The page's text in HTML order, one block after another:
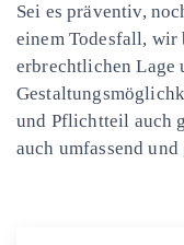
Sei es präventiv,
einem Todesfall, wir
erbrechtlichen Lage
und Pflichtteil auch
auch umfassend